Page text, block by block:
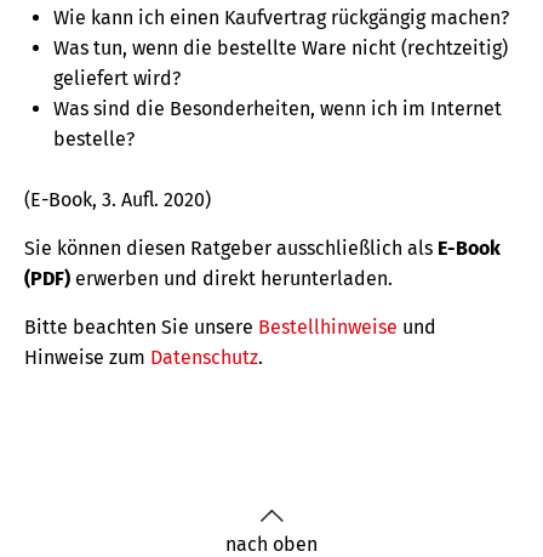
Wie kann ich einen Kaufvertrag rückgängig machen?
Was tun, wenn die bestellte Ware nicht (rechtzeitig)
geliefert wird?
Was sind die Besonderheiten, wenn ich im Internet
bestelle?
(E-Book, 3. Aufl. 2020)
Sie können diesen Ratgeber ausschließlich als E-Book
(PDF) erwerben und direkt herunterladen.
Bitte beachten Sie unsere Bestellhinweise und
Hinweise zum Datenschutz.
nach oben